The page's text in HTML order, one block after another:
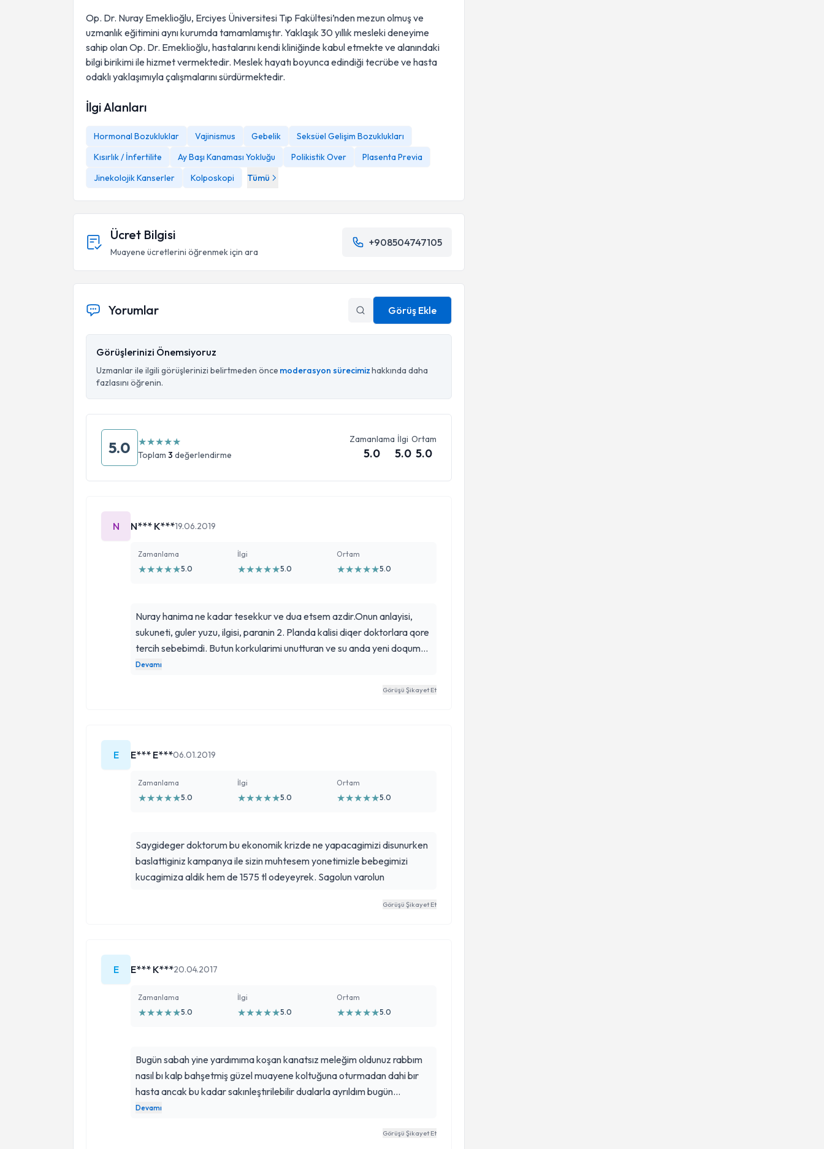
Op. Dr. Nuray Emeklioğlu, Erciyes Üniversitesi Tıp Fakültesi’nden mezun olmuş ve
uzmanlık eğitimini aynı kurumda tamamlamıştır. Yaklaşık 30 yıllık mesleki deneyime
sahip olan Op. Dr. Emeklioğlu, hastalarını kendi kliniğinde kabul etmekte ve alanındaki
bilgi birikimi ile hizmet vermektedir. Meslek hayatı boyunca edindiği tecrübe ve hasta
odaklı yaklaşımıyla çalışmalarını sürdürmektedir.
İlgi Alanları
Hormonal Bozukluklar Vajinismus Gebelik
Seksüel Gelişim Bozuklukları
Kısırlık / İnfertilite
Ay Başı Kanaması Yokluğu Polikistik Over
Plasenta Previa
Jinekolojik Kanserler
Kolposkopi Tümü
Ücret Bilgisi
Muayene ücretlerini öğrenmek için ara
+908504747105
Yorumlar Görüş Ekle
Görüşlerinizi Önemsiyoruz
Uzmanlar ile ilgili görüşlerinizi belirtmeden önce moderasyon sürecimizhakkında daha
fazlasını öğrenin.
5.0 ★★★★★
Toplam 3 değerlendirme
Zamanlama
5.0
İlgi
5.0
Ortam
5.0
N N*** K***19.06.2019
Zamanlama
★★★★★5.0
İlgi
★★★★★5.0
Ortam
★★★★★5.0
Nuray hanima ne kadar tesekkur ve dua etsem azdir.Onun anlayisi,
sukuneti, guler yuzu, ilgisi, paranin 2. Planda kalisi diqer doktorlara qore
tercih sebebimdi. Butun korkularimi unutturan ve su anda yeni doqum
yapmama raqmen ufak tefek aqrilar disinda bi sorun yasamamami
deneyip bulamayan yada aklinda soru isareti olan dusunmeden
Devamı
Görüşü Şikayet Et
E E*** E***06.01.2019
Zamanlama
★★★★★5.0
İlgi
★★★★★5.0
Ortam
★★★★★5.0
Saygideger doktorum bu ekonomik krizde ne yapacagimizi disunurken
baslattiginiz kampanya ile sizin muhtesem yonetimizle bebegimizi
kucagimiza aldik hem de 1575 tl odeyeyrek. Sagolun varolun
Görüşü Şikayet Et
E E*** K***20.04.2017
Zamanlama
★★★★★5.0
İlgi
★★★★★5.0
Ortam
★★★★★5.0
Bugün sabah yine yardımıma koşan kanatsız meleğim oldunuz rabbım
nasıl bı kalp bahşetmiş güzel muayene koltuğuna oturmadan dahi bır
hasta ancak bu kadar sakınleştırilebilir dualarla ayrıldım bugün
odanızdan rabbim sizi önce sevdiklerınıze sonra bize bağışlasın
Devamı
Görüşü Şikayet Et